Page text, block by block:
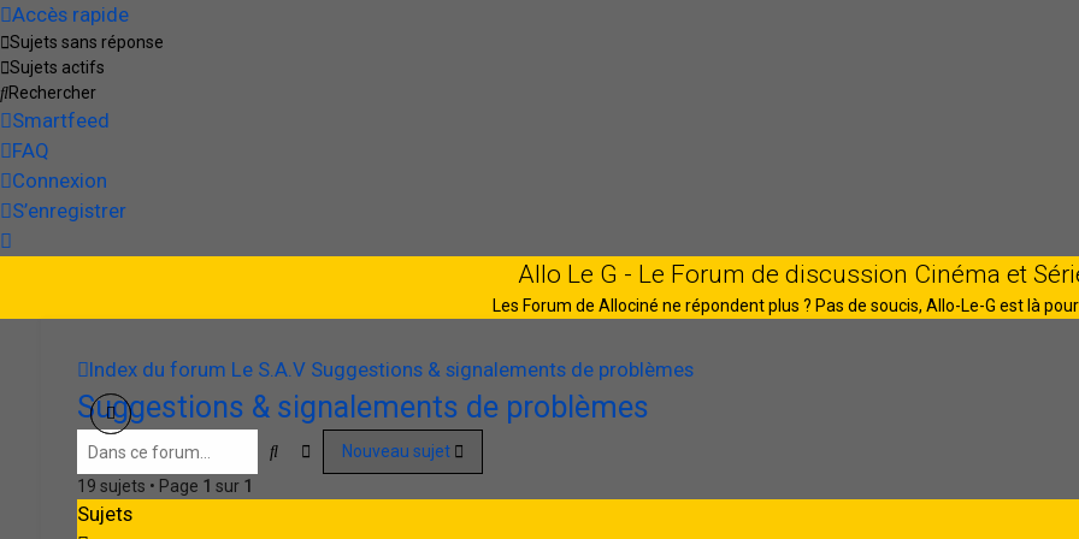
Accès rapide
Sujets sans réponse
Sujets actifs
Rechercher
Smartfeed
FAQ
Connexion
S’enregistrer
Allo Le G - Le Forum de discussion Cinéma et
Les Forum de Allociné ne répondent plus ? Pas de soucis, Allo-Le-G est là
Index du forum Le S.A.V Suggestions & signalements de problèmes
Suggestions & signalements de problèmes
Nouveau sujet
Rechercher
Recherche avancée
19 sujets • Page 1 sur 1
Sujets